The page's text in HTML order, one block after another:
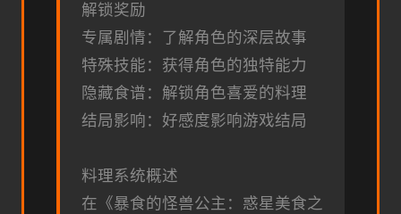
解锁奖励
专属剧情：了解角色的深层故事
特殊技能：获得角色的独特能力
隐藏食谱：解锁角色喜爱的料理
结局影响：好感度影响游戏结局
料理系统概述
在《暴食的怪兽公主：惑星美食之